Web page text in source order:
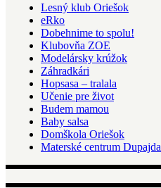
Lesný klub Oriešok
eRko
Dobehnime to spolu!
Klubovňa ZOE
Modelársky krúžok
Záhradkári
Hopsasa – tralala
Učenie pre život
Budem mamou
Baby salsa
Domškola Oriešok
Materské centrum Dupajda